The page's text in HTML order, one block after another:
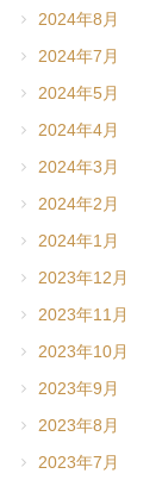
2024年8月
2024年7月
2024年5月
2024年4月
2024年3月
2024年2月
2024年1月
2023年12月
2023年11月
2023年10月
2023年9月
2023年8月
2023年7月